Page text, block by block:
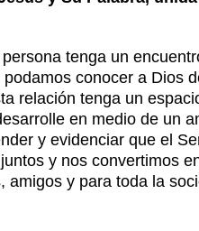
tenga un
conocer a Dios
relación tenga un
en medio de un
y evidenciar que el
y nos convertimos
amigos y para toda la